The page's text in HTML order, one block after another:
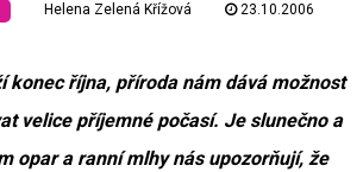
Helena Zelená Křížová 23.10.2006
konec října, příroda nám dává možnost
velice příjemné počasí. Je slunečno a
opar a ranní mlhy nás upozorňují, že